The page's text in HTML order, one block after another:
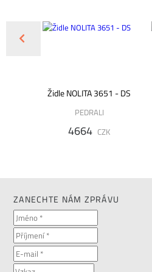
Židle NOLITA 3651 - DS
PEDRALI
4664 CZK
ZANECHTE NÁM ZPRÁVU